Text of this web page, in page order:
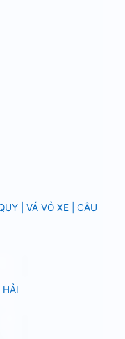
| VÁ VỎ XE | CÂU
HẢI